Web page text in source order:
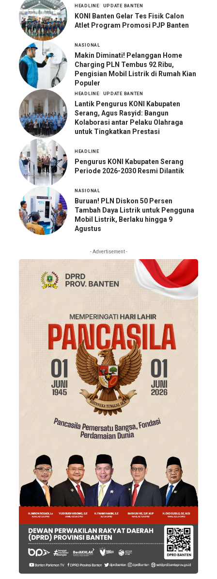
HEADLINE UPDATE BANTEN
KONI Banten Gelar Tes Fisik Calon
Atlet Program Promosi PJP Banten
NASIONAL
Makin Diminati! Pelanggan Home
Charging PLN Tembus 92 Ribu,
Pengisian Mobil Listrik di Rumah Kian
Populer
HEADLINE UPDATE BANTEN
Lantik Pengurus KONI Kabupaten
Serang, Agus Rasyid: Bangun
Kolaborasi antar Pelaku Olahraga
untuk Tingkatkan Prestasi
HEADLINE
Pengurus KONI Kabupaten Serang
Periode 2026-2030 Resmi Dilantik
NASIONAL
Buruan! PLN Diskon 50 Persen
Tambah Daya Listrik untuk Pengguna
Mobil Listrik, Berlaku hingga 9
Agustus
- Advertisement -